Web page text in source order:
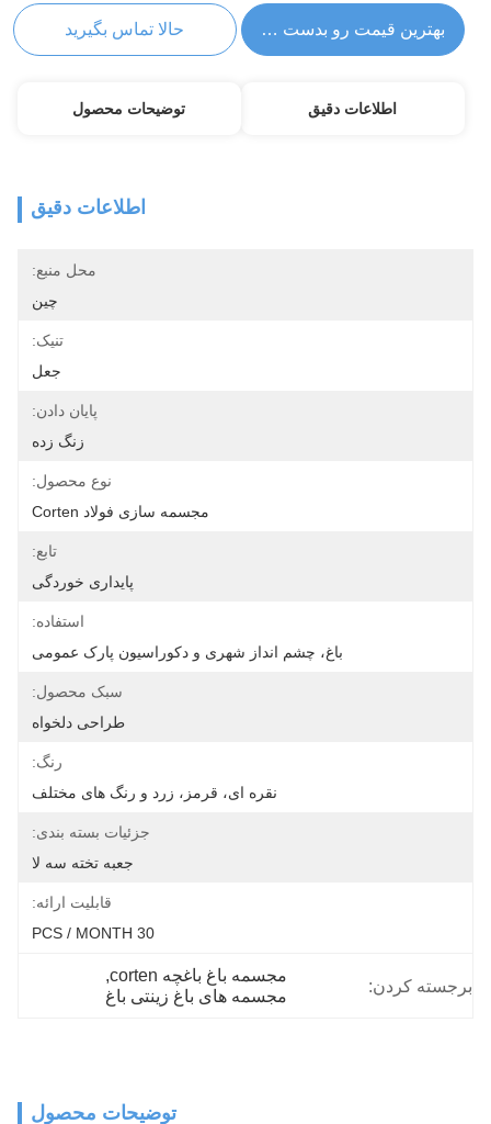
بهترین قیمت رو بدست بیار حالا تماس بگیرید
اطلاعات دقیق توضیحات محصول
اطلاعات دقیق
محل منبع:
چين
تنیک:
جعل
پایان دادن:
زنگ زده
نوع محصول:
مجسمه سازی فولاد Corten
تابع:
پایداری خوردگی
استفاده:
باغ، چشم انداز شهری و دکوراسیون پارک عمومی
سبک محصول:
طراحی دلخواه
رنگ:
نقره ای، قرمز، زرد و رنگ های مختلف
جزئیات بسته بندی:
جعبه تخته سه لا
قابلیت ارائه:
30 PCS / MONTH
برجسته کردن:
مجسمه باغ باغچه corten
,
مجسمه های باغ زینتی باغ
توضیحات محصول